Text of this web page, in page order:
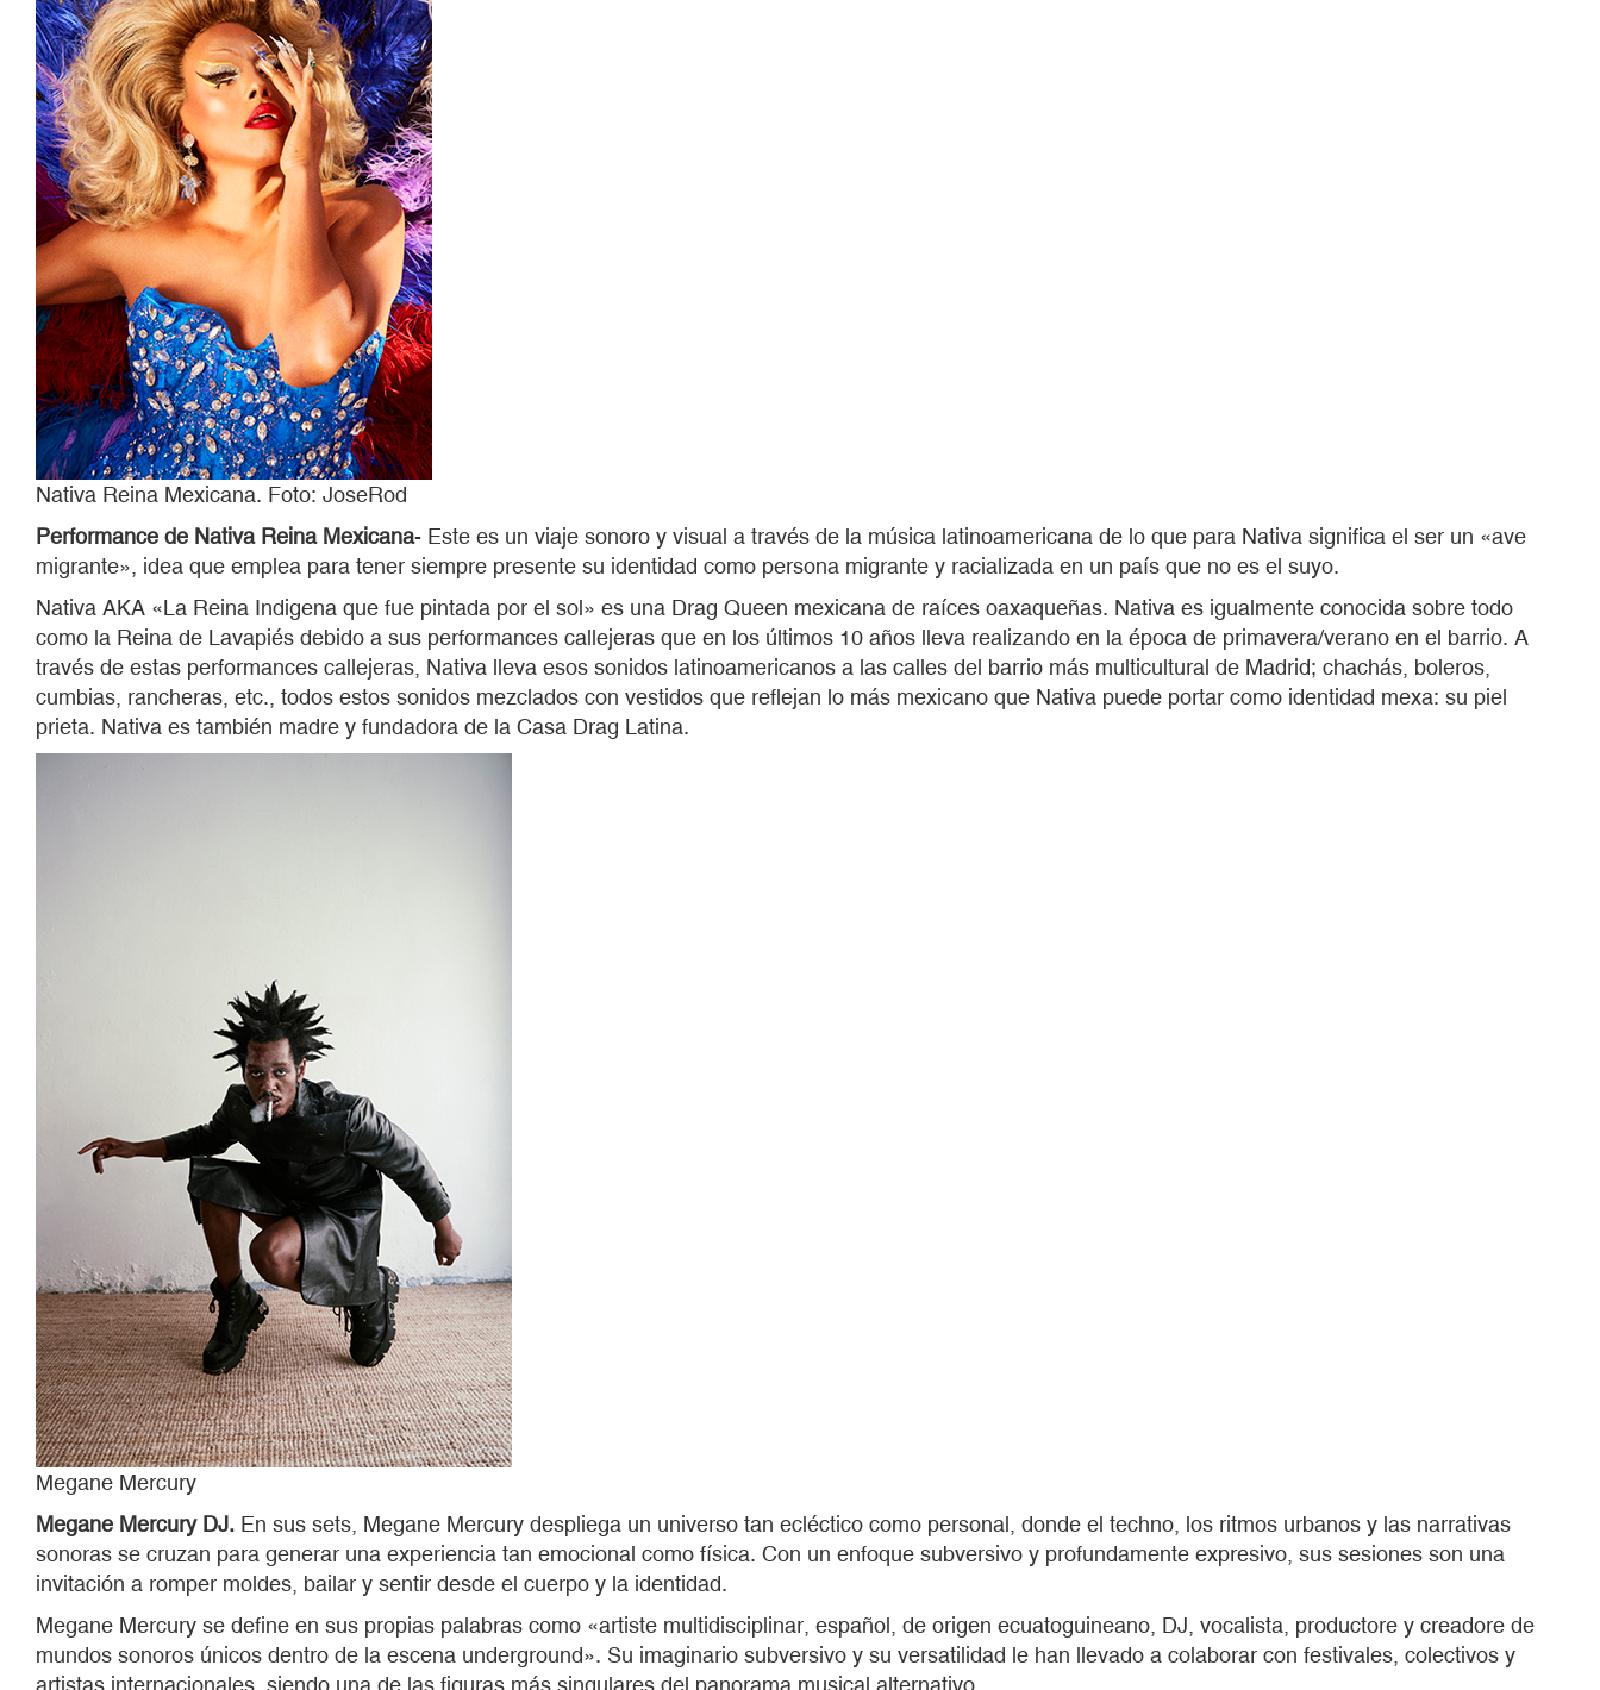
Nativa Reina Mexicana. Foto: JoseRod
Performance de Nativa Reina Mexicana- Este es un viaje sonoro y visual a través de la música latinoamericana de lo que para Nativa significa el ser un «ave
migrante», idea que emplea para tener siempre presente su identidad como persona migrante y racializada en un país que no es el suyo.
Nativa AKA «La Reina Indigena que fue pintada por el sol» es una Drag Queen mexicana de raíces oaxaqueñas. Nativa es igualmente conocida sobre todo
como la Reina de Lavapiés debido a sus performances callejeras que en los últimos 10 años lleva realizando en la época de primavera/verano en el barrio. A
través de estas performances callejeras, Nativa lleva esos sonidos latinoamericanos a las calles del barrio más multicultural de Madrid; chachás, boleros,
cumbias, rancheras, etc., todos estos sonidos mezclados con vestidos que reflejan lo más mexicano que Nativa puede portar como identidad mexa: su piel
prieta. Nativa es también madre y fundadora de la Casa Drag Latina.
Megane Mercury
Megane Mercury DJ. En sus sets, Megane Mercury despliega un universo tan ecléctico como personal, donde el techno, los ritmos urbanos y las narrativas
sonoras se cruzan para generar una experiencia tan emocional como física. Con un enfoque subversivo y profundamente expresivo, sus sesiones son una
invitación a romper moldes, bailar y sentir desde el cuerpo y la identidad.
Megane Mercury se define en sus propias palabras como «artiste multidisciplinar, español, de origen ecuatoguineano, DJ, vocalista, productore y creadore de
mundos sonoros únicos dentro de la escena underground». Su imaginario subversivo y su versatilidad le han llevado a colaborar con festivales, colectivos y
artistas internacionales, siendo una de las figuras más singulares del panorama musical alternativo.